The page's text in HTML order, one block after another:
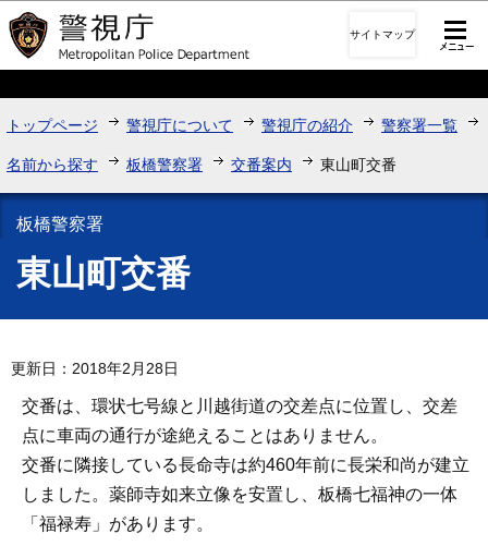
このページの本文へ移動
サイトマップ
トップページ 警視庁について 警視庁の紹介 警察署一覧
名前から探す 板橋警察署 交番案内 東山町交番
板橋警察署
東山町交番
更新日：2018年2月28日
交番は、環状七号線と川越街道の交差点に位置し、交差
点に車両の通行が途絶えることはありません。
交番に隣接している長命寺は約460年前に長栄和尚が建立
しました。薬師寺如来立像を安置し、板橋七福神の一体
「福禄寿」があります。